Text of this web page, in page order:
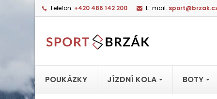
Telefon: +420 486 142 200 E-mail:
POUKÁZKY JÍZDNÍ KOLA BOTY